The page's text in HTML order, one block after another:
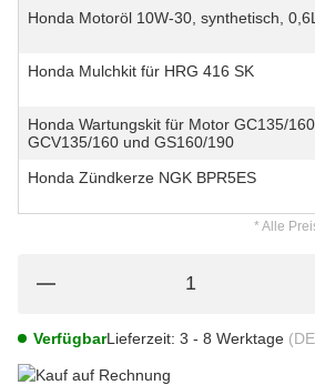
Honda Motoröl 10W-30, synthetisch, 0,6L
Honda Mulchkit für HRG 416 SK
Honda Wartungskit für Motor GC135/160,
GCV135/160 und GS160/190
Honda Zündkerze NGK BPR5ES
* Alle
VerfügbarLieferzeit: 3 - 8 Werktage